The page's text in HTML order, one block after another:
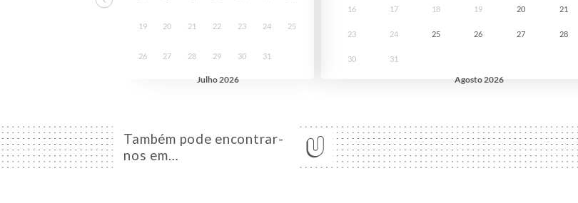
Também pode encontrar-
nos em…